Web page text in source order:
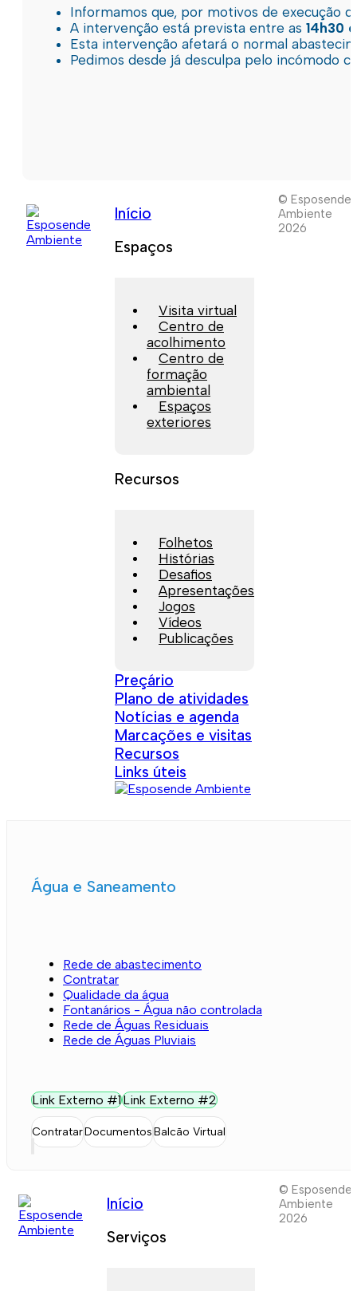
Informamos que, por motivos de execução
A intervenção está prevista entre as 14h30
Esta intervenção afetará o normal
Pedimos desde já desculpa pelo incómodo
Início
Espaços
Visita virtual
Centro de
acolhimento
Centro de
formação
ambiental
Espaços
exteriores
Recursos
Folhetos
Histórias
Desafios
Apresentações
Jogos
Vídeos
Publicações
Preçário
Plano de atividades
Notícias e agenda
Marcações e visitas
Recursos
Links úteis
© Esposende
Ambiente
2026
Água e Saneamento
Rede de abastecimento
Contratar
Qualidade da água
Fontanários - Água não controlada
Rede de Águas Residuais
Rede de Águas Pluviais
Link Externo #1Link Externo #2
ContratarDocumentosBalcão Virtual
Início
Serviços
© Esposende
Ambiente
2026